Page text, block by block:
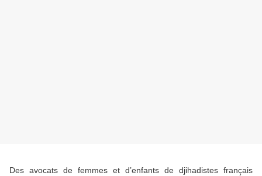
Des avocats de femmes et d’enfants de djihadistes français